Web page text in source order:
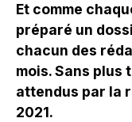
Et comme
préparé un
chacun des
mois. Sans plus
attendus par la
2021.